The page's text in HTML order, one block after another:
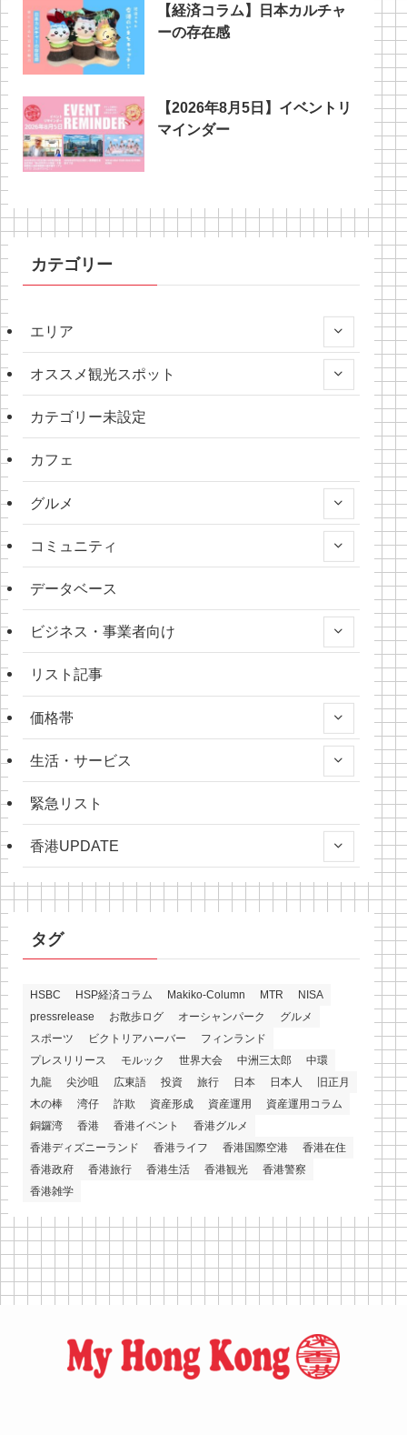
【経済コラム】日本カルチャ
ーの存在感
【2026年8月5日】イベントリ
マインダー
カテゴリー
エリア
オススメ観光スポット
カテゴリー未設定
カフェ
グルメ
コミュニティ
データベース
ビジネス・事業者向け
リスト記事
価格帯
生活・サービス
緊急リスト
香港UPDATE
タグ
HSBC HSP経済コラム Makiko-Column MTR
NISA
pressrelease
お散歩ログ オーシャンパーク
グルメ
スポーツ
ビクトリアハーバー
フィンランド
プレスリリース
モルック 世界大会 中洲三太郎
中環
九龍
尖沙咀 広東語 投資 旅行 日本 日本人
旧正月
木の棒
湾仔 詐欺 資産形成 資産運用
資産運用コラム
銅鑼湾
香港 香港イベント
香港グルメ
香港ディズニーランド
香港ライフ 香港国際空港
香港在住
香港政府
香港旅行 香港生活 香港観光
香港警察
香港雑学